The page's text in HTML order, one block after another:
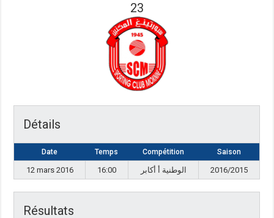
23
Détails
Date Temps Compétition Saison
12 mars 2016 16:00 الوطنية أ أكابر 2016/2015
Résultats